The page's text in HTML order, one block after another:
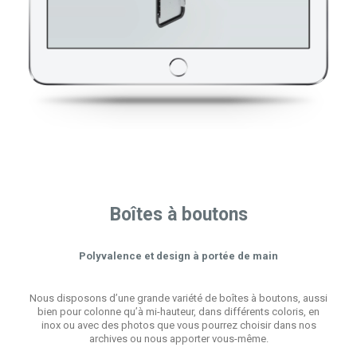
Boîtes à boutons
Polyvalence et design à portée de main
Nous disposons d’une grande variété de boîtes à boutons, aussi
bien pour colonne qu’à mi-hauteur, dans différents coloris, en
inox ou avec des photos que vous pourrez choisir dans nos
archives ou nous apporter vous-même.